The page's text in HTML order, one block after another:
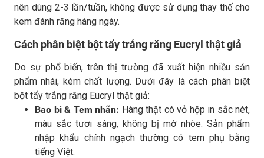
nên dùng 2-3 lần/tuần, không được sử dụng thay thế cho
kem đánh răng hàng ngày.
Cách phân biệt bột tẩy trắng răng Eucryl thật giả
Do sự phổ biến, trên thị trường đã xuất hiện nhiều sản
phẩm nhái, kém chất lượng. Dưới đây là cách phân biệt
bột tẩy trắng răng Eucryl thật giả:
Bao bì & Tem nhãn: Hàng thật có vỏ hộp in sắc nét,
màu sắc tươi sáng, không bị mờ nhòe. Sản phẩm
nhập khẩu chính ngạch thường có tem phụ bằng
tiếng Việt.